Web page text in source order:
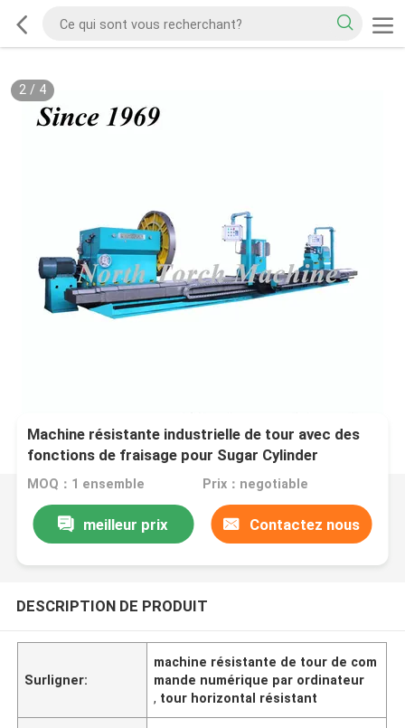
2/ 4
Machine résistante industrielle de tour avec des
fonctions de fraisage pour Sugar Cylinder
MOQ：1 ensemble Prix：negotiable
meilleur prix Contactez nous
DESCRIPTION DE PRODUIT
Surligner:
machine résistante de tour de com
mande numérique par ordinateur
, tour horizontal résistant